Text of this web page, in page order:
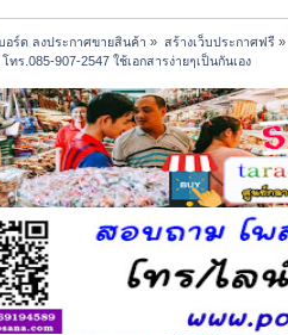
อร์ด ลงประกาศขายสินค้า » สร้างเว็บประกาศฟรี»
ร.085-907-2547 ใช้เอกสารง่ายๆเป็นกันเอง